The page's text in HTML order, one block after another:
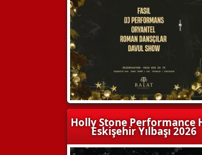
Holly Stone Performance
Eskişehir Yılbaşı 2026